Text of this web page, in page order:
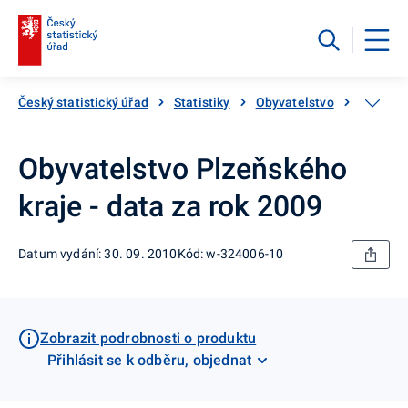
Český statistický úřad Statistiky Obyvatelstvo
Obyvatelstvo Plzeňského
kraje - data za rok 2009
Datum vydání: 30. 09. 2010Kód: w-324006-10
Zobrazit podrobnosti o produktu
Přihlásit se k odběru, objednat